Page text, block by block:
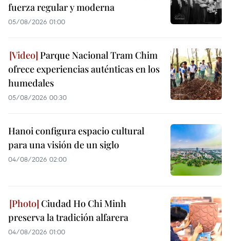
fuerza regular y moderna
05/08/2026 01:00
Parque Nacional Tram Chim
ofrece experiencias auténticas en los
humedales
05/08/2026 00:30
Hanoi configura espacio cultural
para una visión de un siglo
04/08/2026 02:00
Ciudad Ho Chi Minh
preserva la tradición alfarera
04/08/2026 01:00